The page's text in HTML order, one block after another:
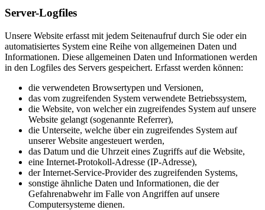
Server-Logfiles
Unsere Website erfasst mit jedem Seitenaufruf durch Sie oder ein
automatisiertes System eine Reihe von allgemeinen Daten und
Informationen. Diese allgemeinen Daten und Informationen werden
in den Logfiles des Servers gespeichert. Erfasst werden können:
die verwendeten Browsertypen und Versionen,
das vom zugreifenden System verwendete Betriebssystem,
die Website, von welcher ein zugreifendes System auf unsere
Website gelangt (sogenannte Referrer),
die Unterseite, welche über ein zugreifendes System auf
unserer Website angesteuert werden,
das Datum und die Uhrzeit eines Zugriffs auf die Website,
eine Internet-Protokoll-Adresse (IP-Adresse),
der Internet-Service-Provider des zugreifenden Systems,
sonstige ähnliche Daten und Informationen, die der
Gefahrenabwehr im Falle von Angriffen auf unsere
Computersysteme dienen.